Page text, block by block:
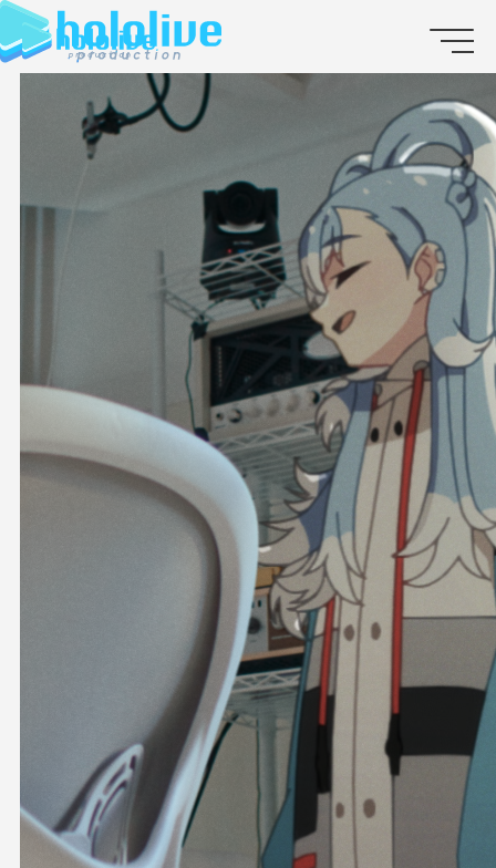
EN
JP
ABOUT
TALENT
NEWS
AUDITION
COLLABORATION
SUPPORT ADVERTISING
OFFICIAL SHOP
未成年の方々へのお願い
二次創作ガイドライン
よくある質問
サポーターガイドライン